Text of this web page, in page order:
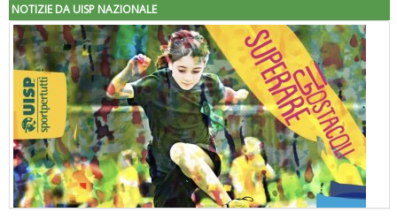
NOTIZIE DA UISP NAZIONALE